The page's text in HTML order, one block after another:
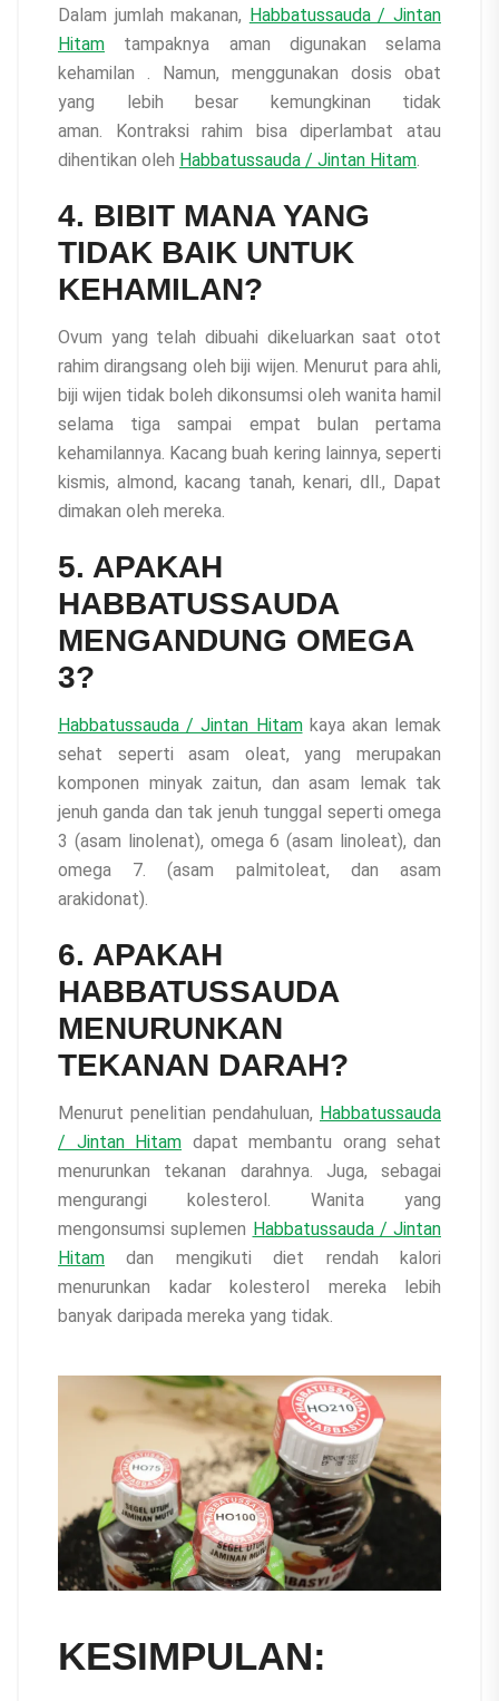
Dalam jumlah makanan, Habbatussauda / Jintan
Hitam tampaknya aman digunakan selama
kehamilan . Namun, menggunakan dosis obat
yang lebih besar kemungkinan tidak
aman. Kontraksi rahim bisa diperlambat atau
dihentikan oleh Habbatussauda / Jintan Hitam.
4. BIBIT MANA YANG
TIDAK BAIK UNTUK
KEHAMILAN?
Ovum yang telah dibuahi dikeluarkan saat otot
rahim dirangsang oleh biji wijen. Menurut para ahli,
biji wijen tidak boleh dikonsumsi oleh wanita hamil
selama tiga sampai empat bulan pertama
kehamilannya. Kacang buah kering lainnya, seperti
kismis, almond, kacang tanah, kenari, dll., Dapat
dimakan oleh mereka.
5. APAKAH
HABBATUSSAUDA
MENGANDUNG OMEGA
3?
Habbatussauda / Jintan Hitamkaya akan lemak
sehat seperti asam oleat, yang merupakan
komponen minyak zaitun, dan asam lemak tak
jenuh ganda dan tak jenuh tunggal seperti omega
3 (asam linolenat), omega 6 (asam linoleat), dan
omega 7. (asam palmitoleat, dan asam
arakidonat).
6. APAKAH
HABBATUSSAUDA
MENURUNKAN
TEKANAN DARAH?
Menurut penelitian pendahuluan, Habbatussauda
/ Jintan Hitam dapat membantu orang sehat
menurunkan tekanan darahnya. Juga, sebagai
mengurangi kolesterol. Wanita yang
mengonsumsi suplemen Habbatussauda / Jintan
Hitam dan mengikuti diet rendah kalori
menurunkan kadar kolesterol mereka lebih
banyak daripada mereka yang tidak.
KESIMPULAN: